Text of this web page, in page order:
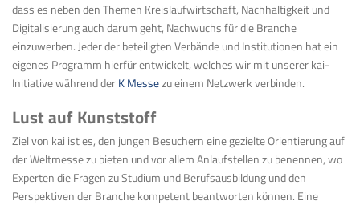
dass es neben den Themen Kreislaufwirtschaft, Nachhaltigkeit und
Digitalisierung auch darum geht, Nachwuchs für die Branche
einzuwerben. Jeder der beteiligten Verbände und Institutionen hat ein
eigenes Programm hierfür entwickelt, welches wir mit unserer kai-
Initiative während derK Messezu einem Netzwerk verbinden.
Lust auf Kunststoff
Ziel von kai ist es, den jungen Besuchern eine gezielte Orientierung auf
der Weltmesse zu bieten und vor allem Anlaufstellen zu benennen, wo
Experten die Fragen zu Studium und Berufsausbildung und den
Perspektiven der Branche kompetent beantworten können. Eine